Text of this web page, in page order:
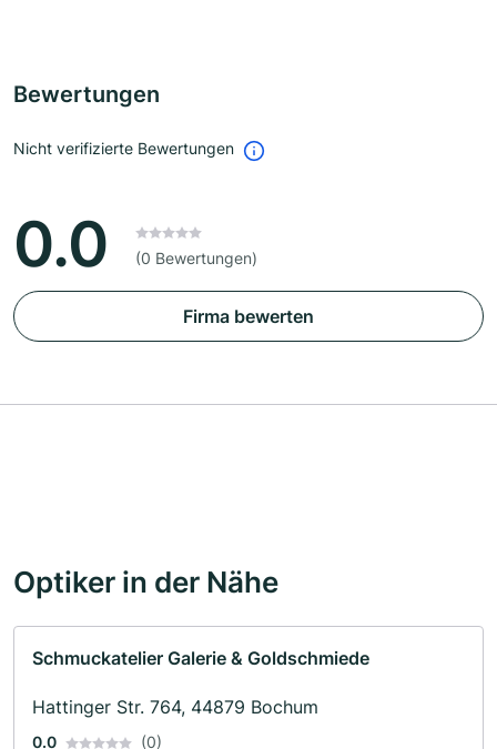
Bewertungen
Nicht verifizierte Bewertungen
0.0 (0 Bewertungen)
Firma bewerten
Optiker in der Nähe
Schmuckatelier Galerie & Goldschmiede
Hattinger Str. 764, 44879 Bochum
0.0 (0)